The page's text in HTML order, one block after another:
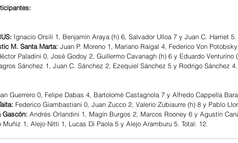
Ignacio Orsili 1, Benjamín Araya (h) 6, Salvador Ulloa 7 y Juan C. Harriet 5.
M. Santa Marta: Juan P. Moreno 1, Mariano Raigal 4, Federico Von
Paladini 0, José Godoy 2, Guillermo Cavanagh (h) 6 y Eduardo Venturino
Sánchez 1, Juan C. Sánchez 2, Ezequiel Sánchez 5 y Rodrigo Sánchez 4.
Guerrero 0, Felipe Dabas 4, Bartolomé Castagnola 7 y Alfredo Cappella
Federico Giambastiani 0, Juan Zucco 2, Valerio Zubiaurre (h) 8 y Pablo
Gascón: Andrés Orlandini 1, Magín Burgos 2, Marcos Rooney 6 y Agustín
Muñiz 1, Alejo Nitti 1, Lucas Di Paola 5 y Alejo Aramburu 5. Total: 12.